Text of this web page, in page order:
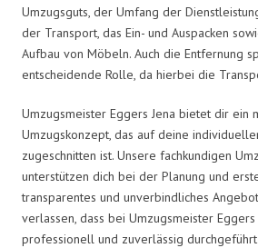
Umzugsguts, der Umfang der
der Transport, das Ein- und Auspacken
Aufbau von Möbeln. Auch die Entfernung
entscheidende Rolle, da hierbei die
Umzugsmeister Eggers Jena bietet dir ein
Umzugskonzept, das auf deine
zugeschnitten ist. Unsere fachkundigen
unterstützen dich bei der Planung und
transparentes und unverbindliches
verlassen, dass bei Umzugsmeister
professionell und zuverlässig